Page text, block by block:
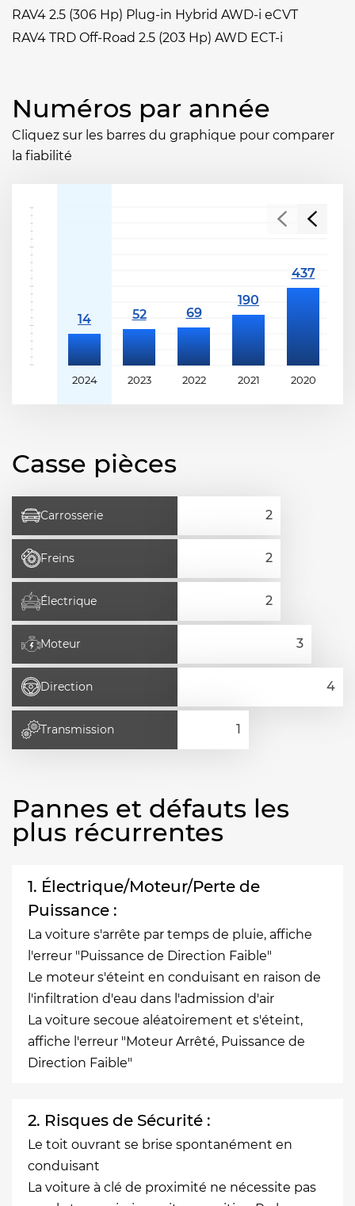
RAV4 2.5 (306 Hp) Plug-in Hybrid AWD-i eCVT
RAV4 TRD Off-Road 2.5 (203 Hp) AWD ECT-i
Numéros par année
Cliquez sur les barres du graphique pour comparer
la fiabilité
2024 2023 2022 2021 2020
Casse pièces
Carrosserie
Freins
Électrique
Moteur
Direction
Transmission
Pannes et défauts les
plus récurrentes
1. Électrique/Moteur/Perte de
Puissance :
La voiture s'arrête par temps de pluie, affiche
l'erreur "Puissance de Direction Faible"
Le moteur s'éteint en conduisant en raison de
l'infiltration d'eau dans l'admission d'air
La voiture secoue aléatoirement et s'éteint,
affiche l'erreur "Moteur Arrêté, Puissance de
Direction Faible"
2. Risques de Sécurité :
Le toit ouvrant se brise spontanément en
conduisant
La voiture à clé de proximité ne nécessite pas